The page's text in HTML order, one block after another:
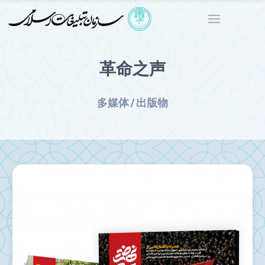
革命之声
多媒体 / 出版物